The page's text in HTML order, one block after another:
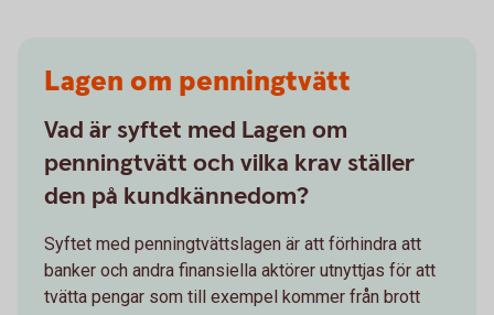
Lagen om penningtvätt
Vad är syftet med Lagen om
penningtvätt och vilka krav ställer
den på kundkännedom?
Syftet med penningtvättslagen är att förhindra att
banker och andra finansiella aktörer utnyttjas för att
tvätta pengar som till exempel kommer från brott